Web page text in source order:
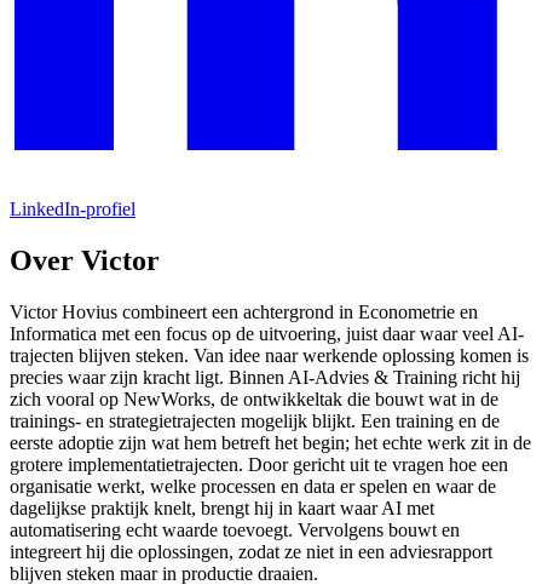
LinkedIn-profiel
Over Victor
Victor Hovius combineert een achtergrond in Econometrie en
Informatica met een focus op de uitvoering, juist daar waar veel AI-
trajecten blijven steken. Van idee naar werkende oplossing komen is
precies waar zijn kracht ligt. Binnen AI-Advies & Training richt hij
zich vooral op NewWorks, de ontwikkeltak die bouwt wat in de
trainings- en strategietrajecten mogelijk blijkt. Een training en de
eerste adoptie zijn wat hem betreft het begin; het echte werk zit in de
grotere implementatietrajecten. Door gericht uit te vragen hoe een
organisatie werkt, welke processen en data er spelen en waar de
dagelijkse praktijk knelt, brengt hij in kaart waar AI met
automatisering echt waarde toevoegt. Vervolgens bouwt en
integreert hij die oplossingen, zodat ze niet in een adviesrapport
blijven steken maar in productie draaien.